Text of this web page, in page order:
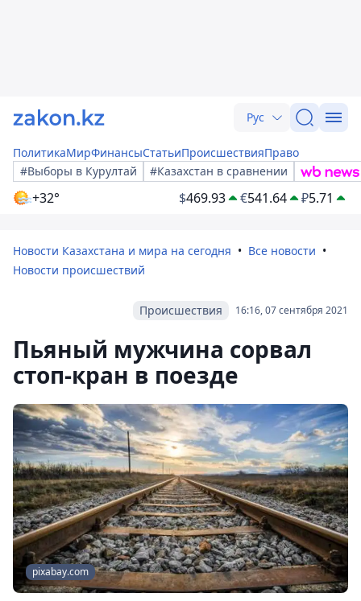
Рус
ПолитикаМирФинансыСтатьиПроисшествияПраво
#Выборы в Курултай
#Казахстан в сравнении
+32° $469.93 €541.64 ₽5.71
Новости Казахстана и мира на сегодня
Все новости
Новости происшествий
16:16, 07 сентября 2021
Происшествия
Пьяный мужчина сорвал
стоп-кран в поезде
pixabay.com